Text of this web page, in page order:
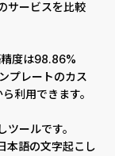
サービスを比較
度は98.86%
プレートのカス
利用できます。
ールです。
本語の文字起こし